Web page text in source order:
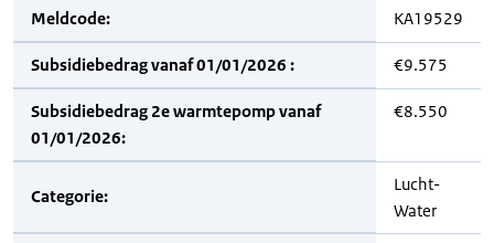
Meldcode: KA19529
Subsidiebedrag vanaf 01/01/2026 : €9.575
Subsidiebedrag 2e warmtepomp vanaf
01/01/2026:
€8.550
Categorie:
Lucht-
Water